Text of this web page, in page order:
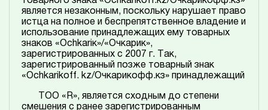
является незаконным, поскольку нарушает право
истца на полное и беспрепятственное владение и
использование принадлежащих ему товарных
знаков «Ochkariк»/«Очкарик»,
зарегистрированных с 2007 г. Так,
зарегистрированный позже товарный знак
«Ochkarikoff. kz/Очкарикофф.кз» принадлежащий
ТОО «R», является сходным до степени
смешения с ранее зарегистрированным